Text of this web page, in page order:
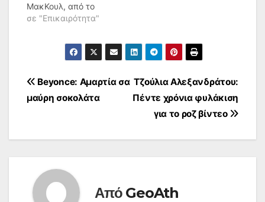
ΜακΚουλ, από το
Πίτσμπεργκ της
τον όρο «κούγκαρ»
σε... άλλο επίπεδο. Τα
διατηρεί ανοικτή
ερωτική σχέση με
έναν 31χρονο άνδρα,
καλύτερο έχει βιώσει
στη ζωή…
σε "Επικαιρότητα"
Πλοήγηση
άρθρων
Τζούλια Αλεξανδράτου:
Πέντε χρόνια φυλάκιση
για το ροζ βίντεο
Beyonce: Αμαρτία σα
μαύρη σοκολάτα
Από GeoAth